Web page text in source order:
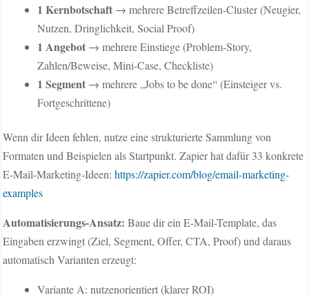
1 Kernbotschaft → mehrere Betreffzeilen-Cluster (Neugier,
Nutzen, Dringlichkeit, Social Proof)
1 Angebot → mehrere Einstiege (Problem-Story,
Zahlen/Beweise, Mini-Case, Checkliste)
1 Segment → mehrere „Jobs to be done“ (Einsteiger vs.
Fortgeschrittene)
Wenn dir Ideen fehlen, nutze eine strukturierte Sammlung von
Formaten und Beispielen als Startpunkt. Zapier hat dafür 33 konkrete
E-Mail-Marketing-Ideen:https://zapier.com/blog/email-marketing-
examples
Automatisierungs-Ansatz: Baue dir ein E-Mail-Template, das
Eingaben erzwingt (Ziel, Segment, Offer, CTA, Proof) und daraus
automatisch Varianten erzeugt:
Variante A: nutzenorientiert (klarer ROI)